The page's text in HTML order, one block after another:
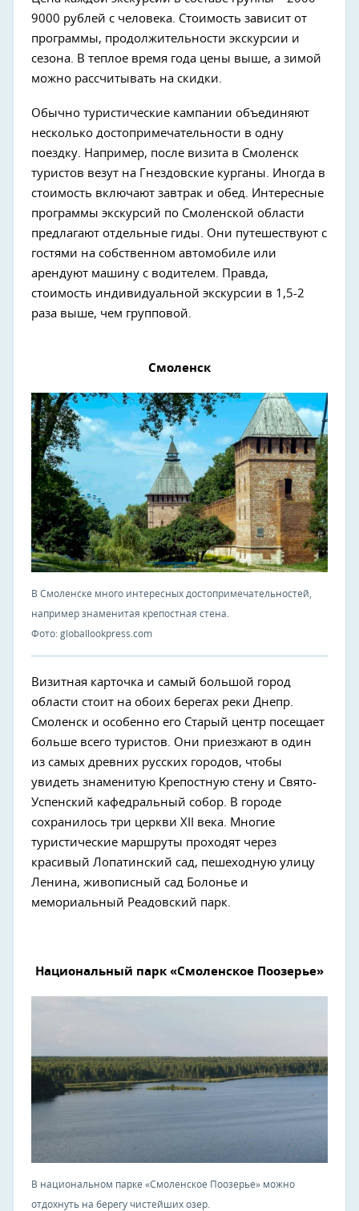
9000 рублей с человека. Стоимость зависит от
программы, продолжительности экскурсии и
сезона. В теплое время года цены выше, а зимой
можно рассчитывать на скидки.
Обычно туристические кампании объединяют
несколько достопримечательности в одну
поездку. Например, после визита в Смоленск
туристов везут на Гнездовские курганы. Иногда в
стоимость включают завтрак и обед. Интересные
программы экскурсий по Смоленской области
предлагают отдельные гиды. Они путешествуют с
гостями на собственном автомобиле или
арендуют машину с водителем. Правда,
стоимость индивидуальной экскурсии в 1,5-2
раза выше, чем групповой.
Смоленск
В Смоленске много интересных достопримечательностей,
например знаменитая крепостная стена.
Фото: globallookpress.com
Визитная карточка и самый большой город
области стоит на обоих берегах реки Днепр.
Смоленск и особенно его Старый центр посещает
больше всего туристов. Они приезжают в один
из самых древних русских городов, чтобы
увидеть знаменитую Крепостную стену и Свято-
Успенский кафедральный собор. В городе
сохранилось три церкви XII века. Многие
туристические маршруты проходят через
красивый Лопатинский сад, пешеходную улицу
Ленина, живописный сад Болонье и
мемориальный Реадовский парк.
Национальный парк «Смоленское Поозерье»
В национальном парке «Смоленское Поозерье» можно
отдохнуть на берегу чистейших озер.